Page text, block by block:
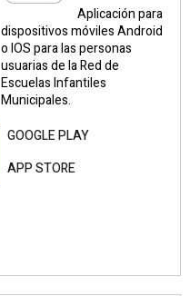
Aplicación para
dispositivos móviles Android
o IOS para las personas
usuarias de la Red de
Escuelas Infantiles
Municipales.
GOOGLE PLAY
APP STORE